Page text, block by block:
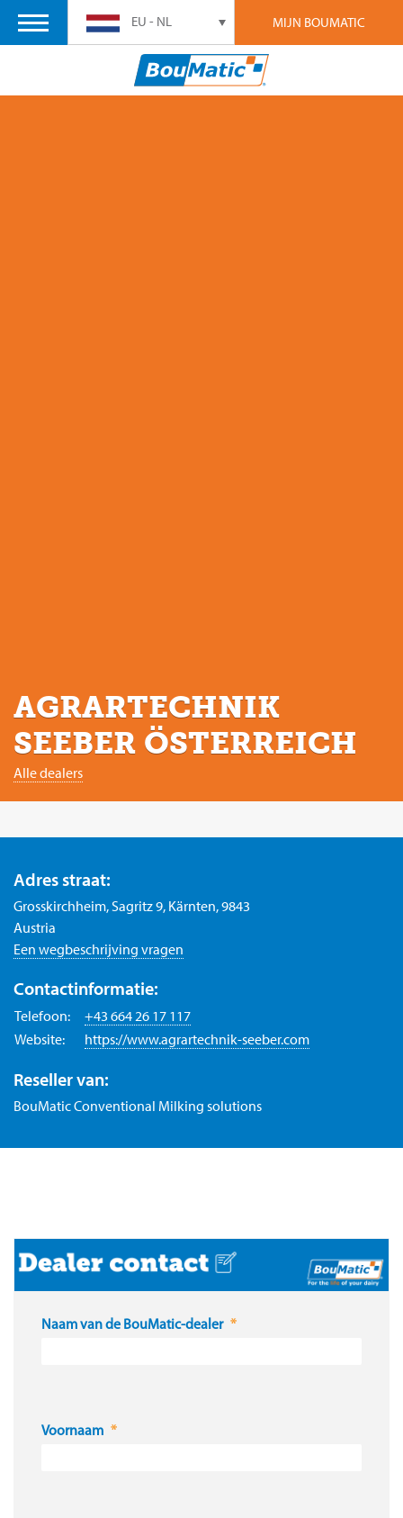
MIJN BOUMATIC
EU - NL
AGRARTECHNIK
SEEBER ÖSTERREICH
Alle dealers
Adres straat:
Grosskirchheim, Sagritz 9, Kärnten, 9843
Austria
Een wegbeschrijving vragen
Contactinformatie:
Telefoon:
+43 664 26 17 117
Website:
https://www.agrartechnik-seeber.com
Reseller van:
BouMatic Conventional Milking solutions
Naam van de BouMatic-dealer
Voornaam